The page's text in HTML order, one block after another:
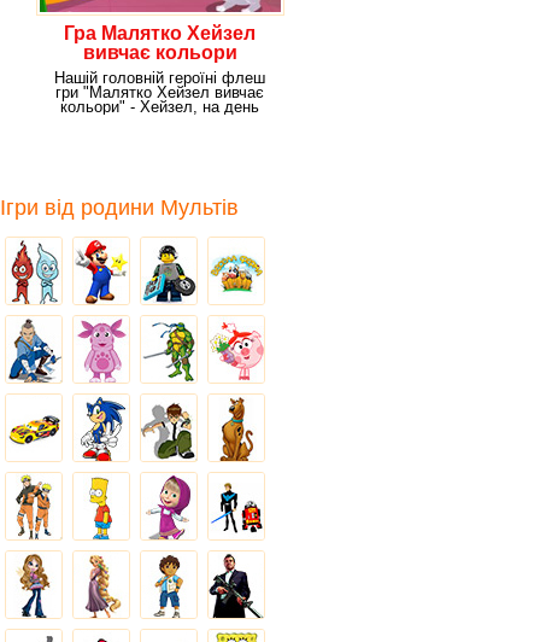
Гра Малятко Хейзел
вивчає кольори
Нашій головній героїні флеш
гри "Малятко Хейзел вивчає
кольори" - Хейзел, на день
Ігри від родини Мультів